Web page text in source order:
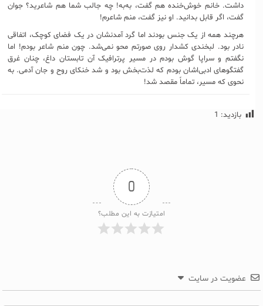
داشت. خانم خوش‌خنده هم گفت، به‌به! چه جالب شما هم شاعرید؟ جوان
گفت، اگر قابل بدانید. او نیز گفت، منم شاعرم!
هرچند همه از یک جنس بودند اما گرد آمدنشان در یک فضای کوچک، اتفاقی
نادر بود. لبخندی کشدار روی صورتم محو نمی‌شد. چون منم شاعر بودم! اما
نگفتم و سراپا گوش بودم در مسیر پرترافیک آن تابستان داغ، چنان غرق
گفتگوهای ادبی‌اشان بودم که لذت‌بخش بود و شد خنکای روح و جان آدمی. به
نحوی که مسیر، تماماً مقصد شد!
بازدید: 1
0
امتیازت به این مطلب؟
عضویت در سایت